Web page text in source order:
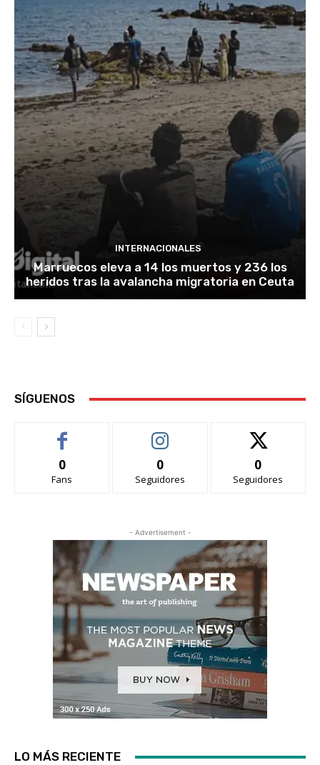
INTERNACIONALES
Marruecos eleva a 14 los muertos y 236 los
heridos tras la avalancha migratoria en Ceuta
SÍGUENOS
0
Fans
0
Seguidores
0
Seguidores
- Advertisement -
LO MÁS RECIENTE